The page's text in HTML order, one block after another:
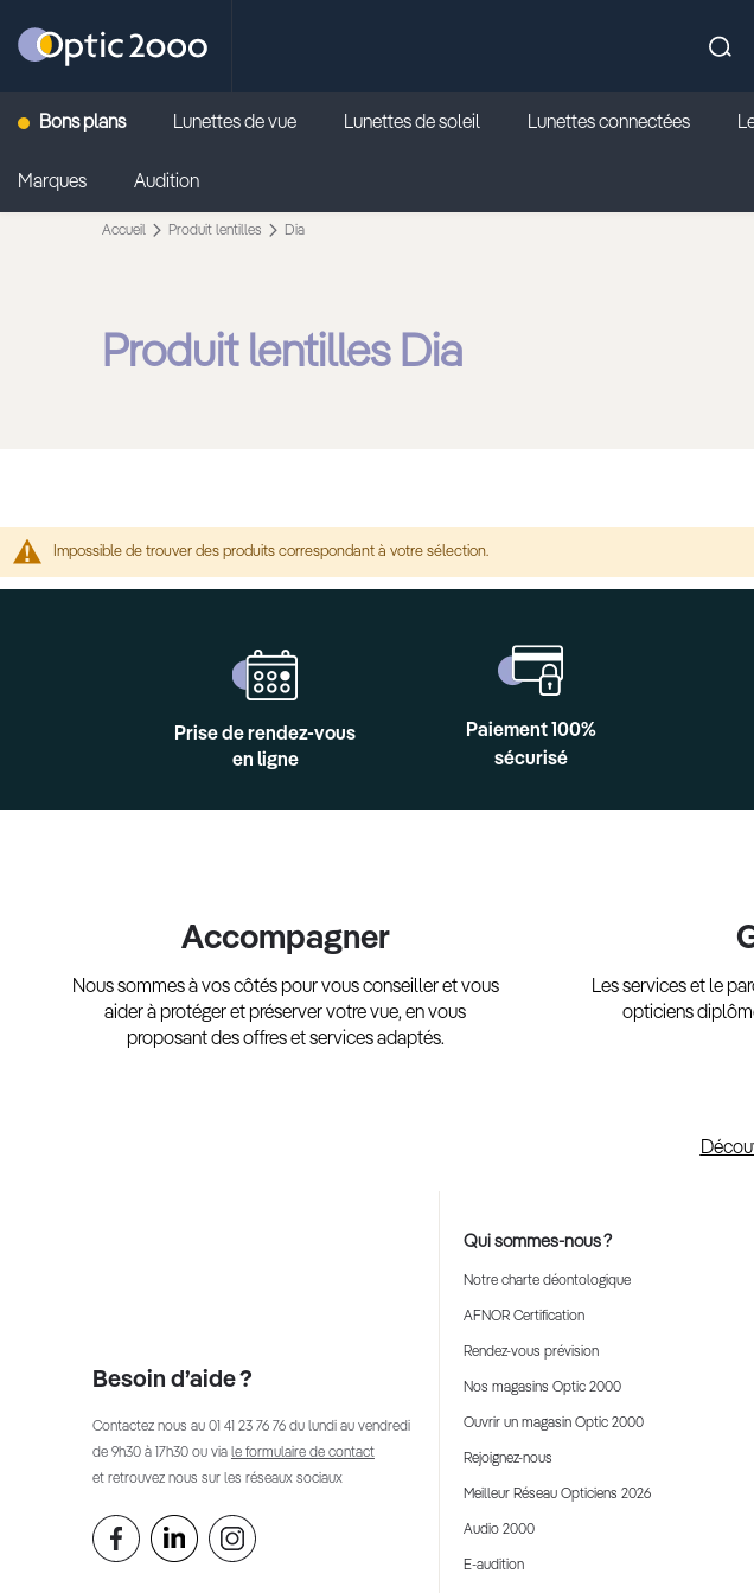
Retour vers la page d'accueil
Bons plans Lunettes de vue Lunettes de soleil Lunettes connectées
Marques Audition
Accueil Produit lentilles Dia
Produit lentilles Dia
Impossible de trouver des produits correspondant à votre sélection.
Prise de rendez-vous
en ligne
Paiement 100%
sécurisé
Accompagner
Nous sommes à vos côtés pour vous conseiller et vous
aider à protéger et préserver votre vue, en vous
proposant des offres et services adaptés.
Les services et le
opticiens
Besoin d’aide ?
Contactez nous au 01 41 23 76 76du lundi au vendredi
de 9h30 à 17h30 ou via le formulaire de contact
et retrouvez nous sur les réseaux sociaux
Qui sommes-nous ?
Notre charte déontologique
AFNOR Certification
Rendez-vous prévision
Nos magasins Optic 2000
Ouvrir un magasin Optic 2000
Rejoignez-nous
Meilleur Réseau Opticiens 2026
Audio 2000
E-audition